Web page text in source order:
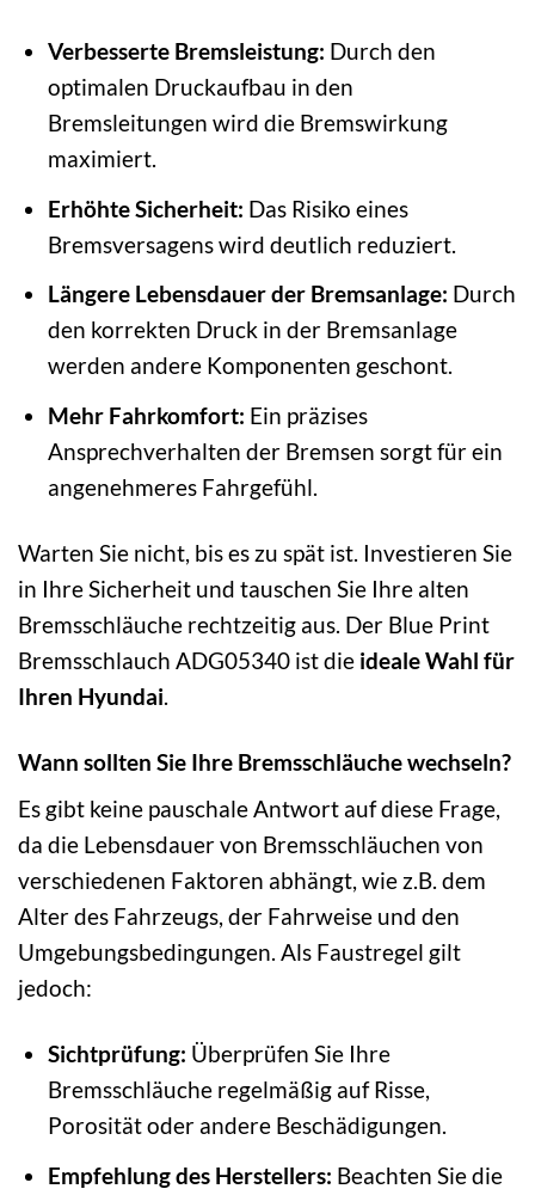
Verbesserte Bremsleistung: Durch den
optimalen Druckaufbau in den
Bremsleitungen wird die Bremswirkung
maximiert.
Erhöhte Sicherheit: Das Risiko eines
Bremsversagens wird deutlich reduziert.
Längere Lebensdauer der Bremsanlage: Durch
den korrekten Druck in der Bremsanlage
werden andere Komponenten geschont.
Mehr Fahrkomfort: Ein präzises
Ansprechverhalten der Bremsen sorgt für ein
angenehmeres Fahrgefühl.
Warten Sie nicht, bis es zu spät ist. Investieren Sie
in Ihre Sicherheit und tauschen Sie Ihre alten
Bremsschläuche rechtzeitig aus. Der Blue Print
Bremsschlauch ADG05340 ist die ideale Wahl für
Ihren Hyundai
Wann sollten Sie Ihre Bremsschläuche wechseln?
Es gibt keine pauschale Antwort auf diese Frage,
da die Lebensdauer von Bremsschläuchen von
verschiedenen Faktoren abhängt, wie z.B. dem
Alter des Fahrzeugs, der Fahrweise und den
Umgebungsbedingungen. Als Faustregel gilt
jedoch:
Sichtprüfung: Überprüfen Sie Ihre
Bremsschläuche regelmäßig auf Risse,
Porosität oder andere Beschädigungen.
Empfehlung des Herstellers: Beachten Sie die